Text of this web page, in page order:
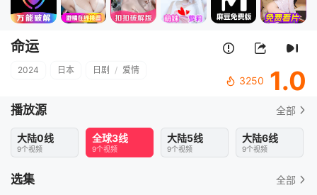
命运
2024 日本 日剧 / 爱情
3250 1.0
播放源 全部
大陆0线
9个视频
全球3线
9个视频
大陆5线
9个视频
大陆6线
9个视频
选集 全部